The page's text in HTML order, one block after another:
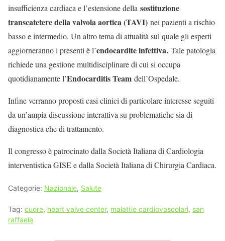
insufficienza cardiaca e l’estensione della sostituzione
transcatetere della valvola aortica (TAVI) nei pazienti a rischio
basso e intermedio. Un altro tema di attualità sul quale gli esperti
aggiorneranno i presenti è l’endocardite infettiva. Tale patologia
richiede una gestione multidisciplinare di cui si occupa
quotidianamente l’Endocarditis Team dell’Ospedale.
Infine verranno proposti casi clinici di particolare interesse seguiti
da un’ampia discussione interattiva su problematiche sia di
diagnostica che di trattamento.
Il congresso è patrocinato dalla Società Italiana di Cardiologia
interventistica GISE e dalla Società Italiana di Chirurgia Cardiaca.
Categorie: Nazionale, Salute
Tag: cuore, heart valve center, malattie cardiovascolari, san
raffaele